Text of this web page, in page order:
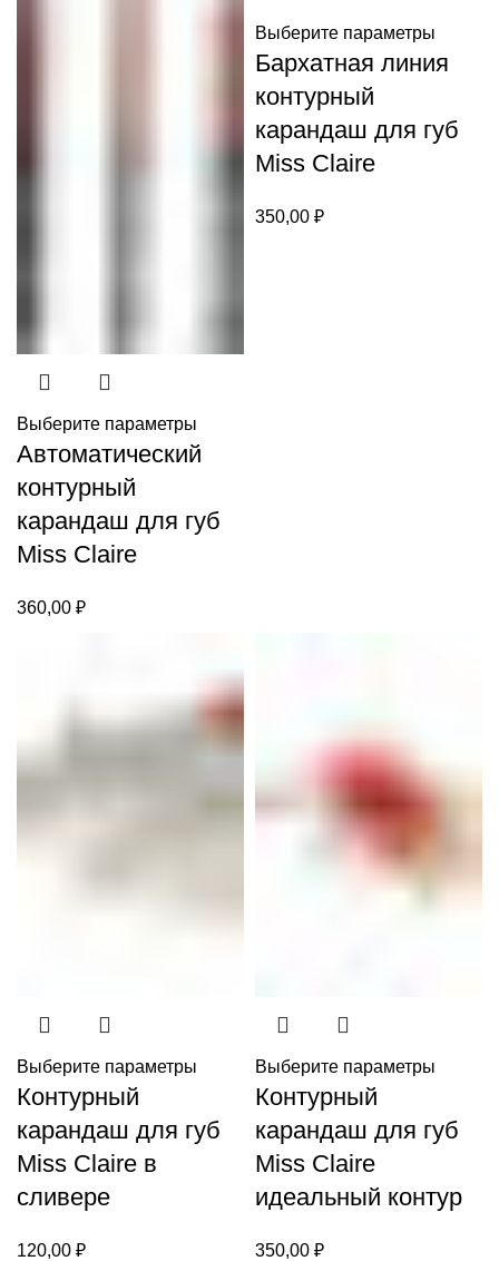
Выберите параметры
Автоматический
контурный
карандаш для губ
Miss Claire
360,00 ₽
Выберите параметры
Бархатная линия
контурный
карандаш для губ
Miss Claire
350,00 ₽
Выберите параметры
Контурный
карандаш для губ
Miss Claire в
сливере
120,00 ₽
Выберите параметры
Контурный
карандаш для губ
Miss Claire
идеальный контур
350,00 ₽